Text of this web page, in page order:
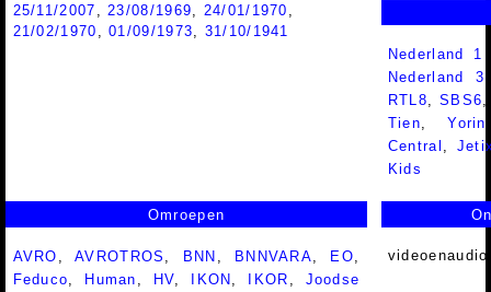
25/11/2007 23/08/1969 24/01/1970
21/02/1970 ,01/09/1973
31/10/1941
Nederland
Nederland
RTL8,SBS6
Tien,Yorin
Central ,
Kids
Omroepen
AVRO ,AVROTROS BNN BNNVARA EO
Feduco
Human HV IKON IKOR
Joodse